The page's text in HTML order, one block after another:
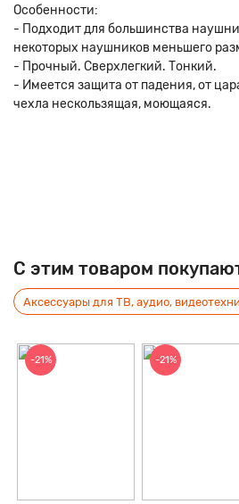
Особенности:
- Подходит для большинства
некоторых наушников меньшего
- Прочный. Сверхлегкий. Тонкий.
- Имеется защита от падения, от
чехла нескользящая, моющаяся.
C этим товаром
Аксессуары для ТВ, аудио,
-21% -21%